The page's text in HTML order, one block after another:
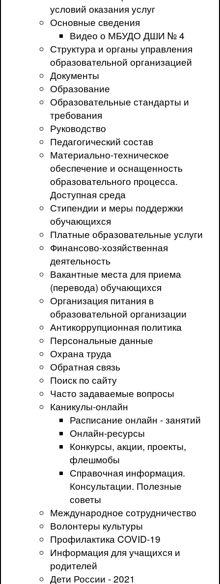
условий оказания услуг
Основные сведения
Видео о МБУДО ДШИ № 4
Структура и органы управления
образовательной организацией
Документы
Образование
Образовательные стандарты и
требования
Руководство
Педагогический состав
Материально-техническое
обеспечение и оснащенность
образовательного процесса.
Доступная среда
Стипендии и меры поддержки
обучающихся
Платные образовательные услуги
Финансово-хозяйственная
деятельность
Вакантные места для приема
(перевода) обучающихся
Организация питания в
образовательной организации
Антикоррупционная политика
Персональные данные
Охрана труда
Обратная связь
Поиск по сайту
Часто задаваемые вопросы
Каникулы-онлайн
Расписание онлайн - занятий
Онлайн-ресурсы
Конкурсы, акции, проекты,
флешмобы
Справочная информация.
Консультации. Полезные
советы
Международное сотрудничество
Волонтеры культуры
Профилактика COVID-19
Информация для учащихся и
родителей
Дети России - 2021